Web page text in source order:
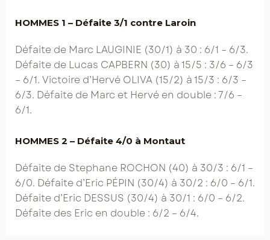
HOMMES 1 – Défaite 3/1 contre Laroin
Défaite de Marc LAUGINIE (30/1) à 30 : 6/1 – 6/3.
Défaite de Lucas CAPBERN (30) à 15/5 : 3/6 – 6/3
– 6/1. Victoire d’Hervé OLIVA (15/2) à 15/3 : 6/3 –
6/3. Défaite de Marc et Hervé en double : 7/6 –
6/1.
HOMMES 2 – Défaite 4/0 à Montaut
Défaite de Stephane ROCHON (40) à 30/3 : 6/1 –
6/0. Défaite d’Eric PÉPIN (30/4) à 30/2 : 6/0 – 6/1.
Défaite d’Eric DESSUS (30/4) à 30/1 : 6/0 – 6/2.
Défaite des Eric en double : 6/2 – 6/4.